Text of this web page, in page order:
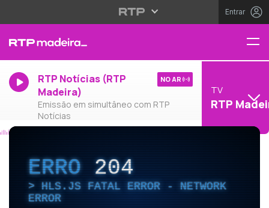
Entrar
RTP Notícias (RTP
Madeira)
Emissão em simultâneo com RTP
Notícias
NO AR
TV
RTP
ERRO204
HLS.JS FATAL ERROR - NETWORK
ERROR